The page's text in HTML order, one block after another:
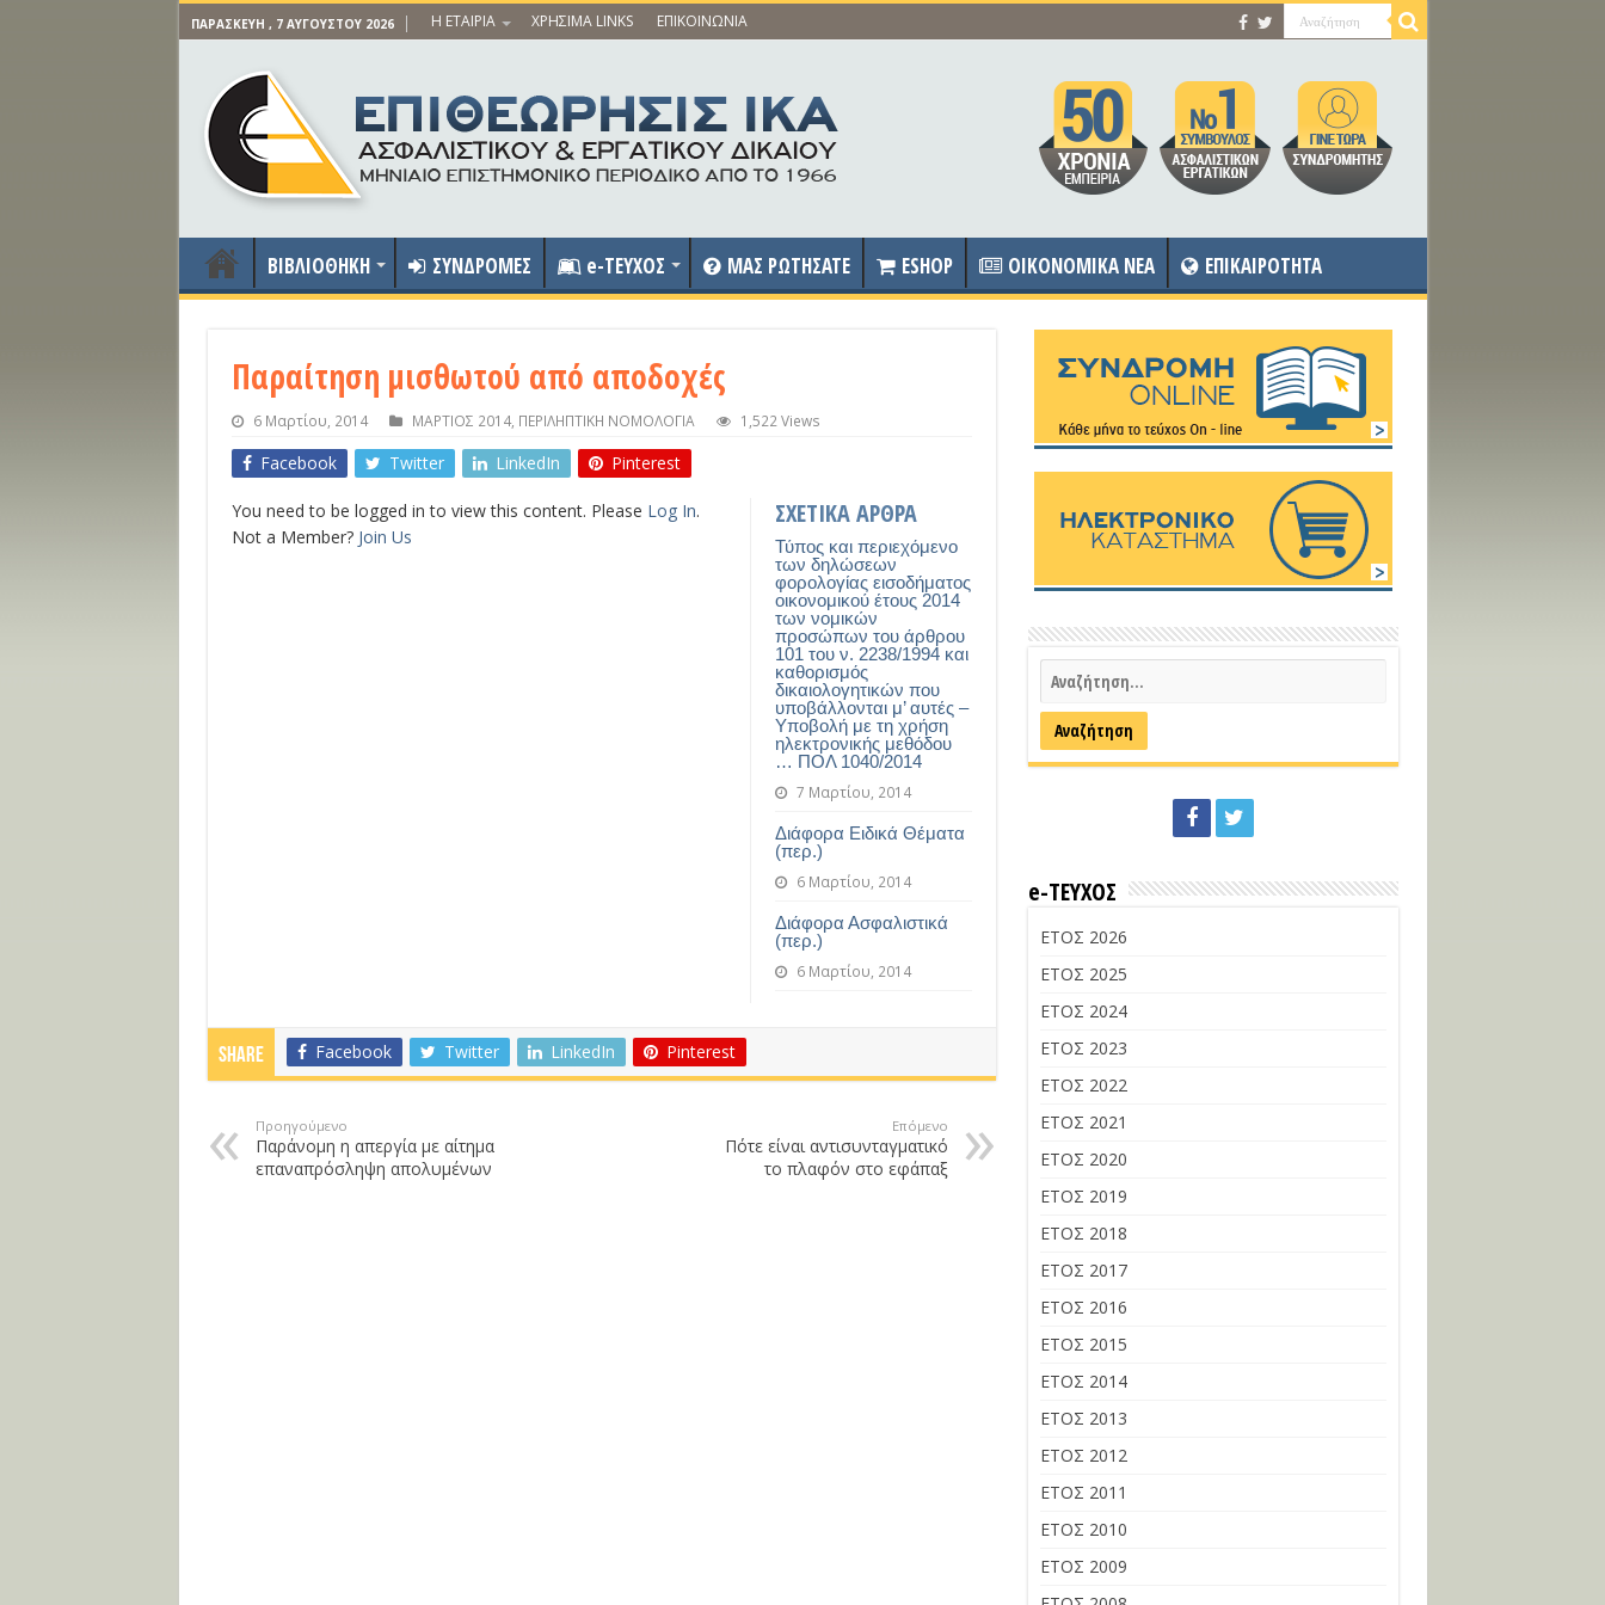
ΠΑΡΑΣΚΕΥΉ , 7 ΑΥΓΟΎΣΤΟΥ 2026 Η ΕΤΑΙΡΙΑ ΧΡΗΣΙΜΑ LINKS ΕΠΙΚΟΙΝΩΝΙΑ
ΒΙΒΛΙΟΘΗΚΗ ΣΥΝΔΡΟΜΕΣ e-ΤΕΥΧΟΣ ΜΑΣ ΡΩΤΗΣΑΤΕ ESHOP OIKONOMIKA NEA ΕΠΙΚΑΙΡΟΤΗΤΑ
Παραίτηση μισθωτού από αποδοχές
6 Μαρτίου, 2014 ΜΑΡΤΙΟΣ 2014, ΠΕΡΙΛΗΠΤΙΚΗ ΝΟΜΟΛΟΓΙΑ 1,522 Views
Facebook Twitter LinkedIn Pinterest
ΣΧΕΤΙΚΑ ΑΡΘΡΑ
Τύπος και περιεχόμενο
των δηλώσεων
φορολογίας εισοδήματος
οικονομικού έτους 2014
των νομικών
προσώπων του άρθρου
101 του ν. 2238/1994 και
καθορισμός
δικαιολογητικών που
υποβάλλονται μ’ αυτές –
Υποβολή με τη χρήση
ηλεκτρονικής μεθόδου
… ΠΟΛ 1040/2014
7 Μαρτίου, 2014
Διάφορα Ειδικά Θέματα
(περ.)
6 Μαρτίου, 2014
Διάφορα Ασφαλιστικά
(περ.)
6 Μαρτίου, 2014
You need to be logged in to view this content. Please Log In.
Not a Member? Join Us
Share Facebook Twitter LinkedIn Pinterest
Προηγούμενο
Παράνομη η απεργία με αίτημα
επαναπρόσληψη απολυμένων
Επόμενο
Πότε είναι αντισυνταγματικό
το πλαφόν στο εφάπαξ
e-ΤΕΥΧΟΣ
ΕΤΟΣ 2026
ΕΤΟΣ 2025
ΕΤΟΣ 2024
ΕΤΟΣ 2023
ΕΤΟΣ 2022
ΕΤΟΣ 2021
ΕΤΟΣ 2020
ΕΤΟΣ 2019
ΕΤΟΣ 2018
ΕΤΟΣ 2017
ΕΤΟΣ 2016
ΕΤΟΣ 2015
ΕΤΟΣ 2014
ΕΤΟΣ 2013
ΕΤΟΣ 2012
ΕΤΟΣ 2011
ΕΤΟΣ 2010
ΕΤΟΣ 2009